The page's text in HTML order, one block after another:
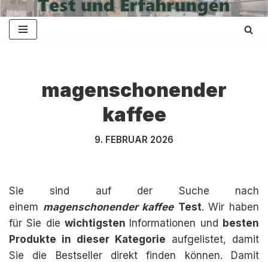
Zum
magenschonender
kaffee
9. FEBRUAR 2026
Sie sind auf der Suche nach
einem magenschonender kaffee Test. Wir haben
für Sie die wichtigsten Informationen und besten
Produkte in dieser Kategorie aufgelistet, damit
Sie die Bestseller direkt finden können. Damit